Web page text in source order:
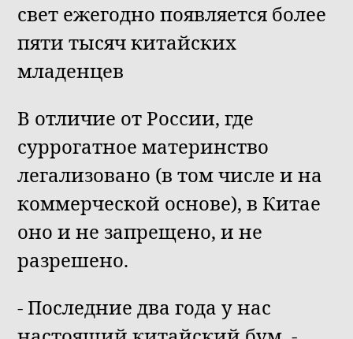
свет ежегодно появляется более
пяти тысяч китайских
младенцев
В отличие от России, где
суррогатное материнство
легализовано (в том числе и на
коммерческой основе), в Китае
оно и не запрещено, и не
разрешено.
- Последние два года у нас